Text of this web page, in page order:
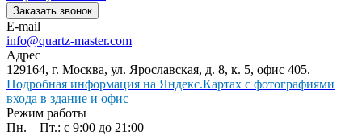
Заказать звонок
E-mail
info@quartz-master.com
Адрес
129164, г. Москва, ул. Ярославская, д. 8, к. 5, офис 405.
Подробная информация на Яндекс.Картах с фотографиями
входа в здание и офис
Режим работы
Пн. – Пт.: с 9:00 до 21:00